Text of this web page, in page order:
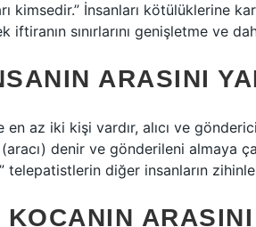
kimsedir.” İnsanları kötülüklerine
iftiranın sınırlarını genişletme ve
ARASINI
en az iki kişi vardır, alıcı ve
denir ve gönderileni almaya
telepatistlerin diğer insanların
KOCANIN